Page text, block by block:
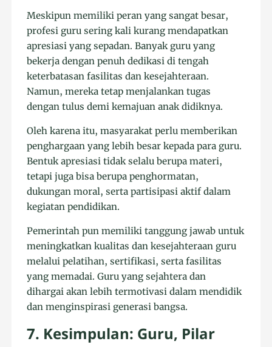
Meskipun memiliki peran yang sangat besar,
profesi guru sering kali kurang mendapatkan
apresiasi yang sepadan. Banyak guru yang
bekerja dengan penuh dedikasi di tengah
keterbatasan fasilitas dan kesejahteraan.
Namun, mereka tetap menjalankan tugas
dengan tulus demi kemajuan anak didiknya.
Oleh karena itu, masyarakat perlu memberikan
penghargaan yang lebih besar kepada para guru.
Bentuk apresiasi tidak selalu berupa materi,
tetapi juga bisa berupa penghormatan,
dukungan moral, serta partisipasi aktif dalam
kegiatan pendidikan.
Pemerintah pun memiliki tanggung jawab untuk
meningkatkan kualitas dan kesejahteraan guru
melalui pelatihan, sertifikasi, serta fasilitas
yang memadai. Guru yang sejahtera dan
dihargai akan lebih termotivasi dalam mendidik
dan menginspirasi generasi bangsa.
7. Kesimpulan: Guru, Pilar